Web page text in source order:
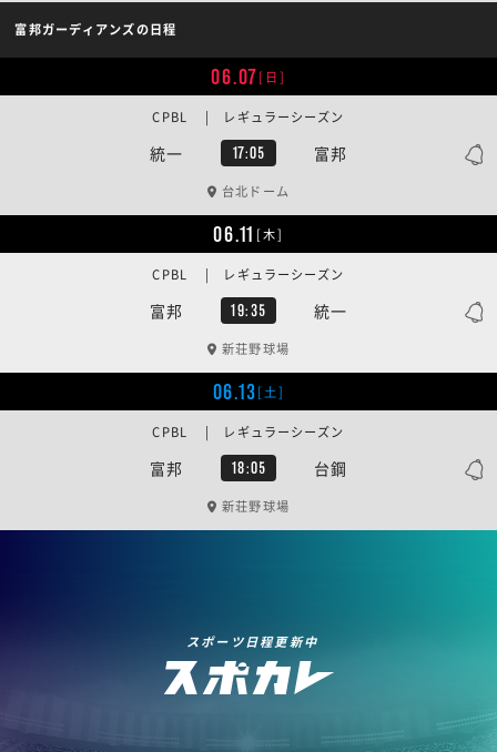
富邦ガーディアンズの日程
06.07[日]
統一 17:05 富邦
CPBL | レギュラーシーズン
台北ドーム
06.11 [木]
富邦 19:35 統一
CPBL | レギュラーシーズン
新荘野球場
06.13[土]
富邦 18:05 台鋼
CPBL | レギュラーシーズン
新荘野球場
スポーツ日程更新中